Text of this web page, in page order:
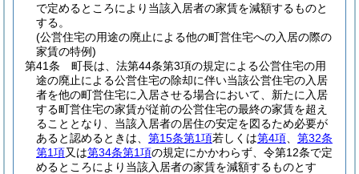
で定めるところにより当該入居者の家賃を減額するものと
する。
(公営住宅の用途の廃止による他の町営住宅への入居の際の
家賃の特例)
第41条
町長は、法第44条第3項の規定による公営住宅の用
途の廃止による公営住宅の除却に伴い当該公営住宅の入居
者を他の町営住宅に入居させる場合において、新たに入居
する町営住宅の家賃が従前の公営住宅の最終の家賃を超え
ることとなり、当該入居者の居住の安定を図るため必要が
あると認めるときは、 第15条第1項若しくは第4項
第32条
第1項又は第34条第1項の規定にかかわらず、令第12条で定
めるところにより当該入居者の家賃を減額するものとす